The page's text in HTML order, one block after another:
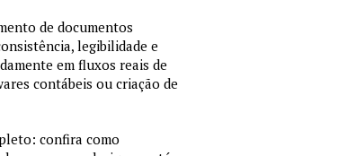
de documentos
legibilidade e
em fluxos reais de
contábeis ou criação de
confira como